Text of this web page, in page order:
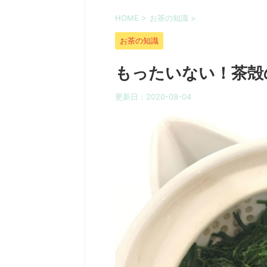
HOME > お茶の知識 >
お茶の知識
もったいない！茶
更新日： 2020-08-04